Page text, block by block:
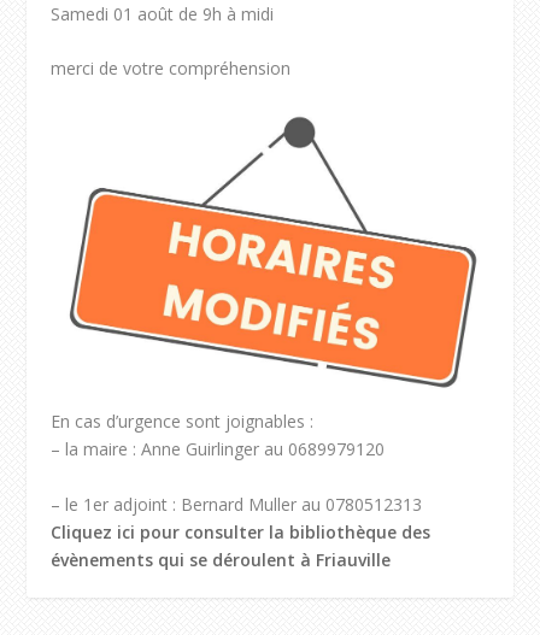
Samedi 01 août de 9h à midi
merci de votre compréhension
En cas d’urgence sont joignables :
– la maire : Anne Guirlinger au 0689979120
– le 1er adjoint : Bernard Muller au 0780512313
Cliquez ici pour consulter la bibliothèque des
évènements qui se déroulent à Friauville